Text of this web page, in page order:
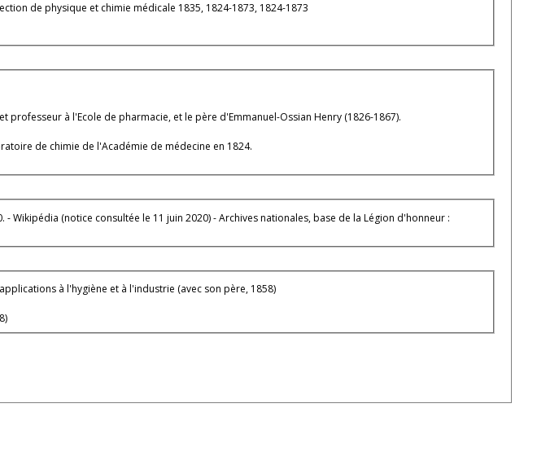
de physique et chimie médicale 1835, 1824-1873, 1824-1873
à l'Ecole de pharmacie, et le père d'Emmanuel-Ossian Henry (1826-1867).
de chimie de l'Académie de médecine en 1824.
Wikipédia (notice consultée le 11 juin 2020) - Archives nationales, base de la Légion d'honneur :
à l'hygiène et à l'industrie (avec son père, 1858)